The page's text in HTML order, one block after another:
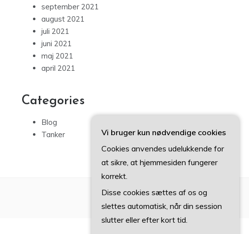
september 2021
august 2021
juli 2021
juni 2021
maj 2021
april 2021
Categories
Blog
Tanker
Vi bruger kun nødvendige cookies
Cookies anvendes udelukkende for
at sikre, at hjemmesiden fungerer
korrekt.
Disse cookies sættes af os og
slettes automatisk, når din session
slutter eller efter kort tid.